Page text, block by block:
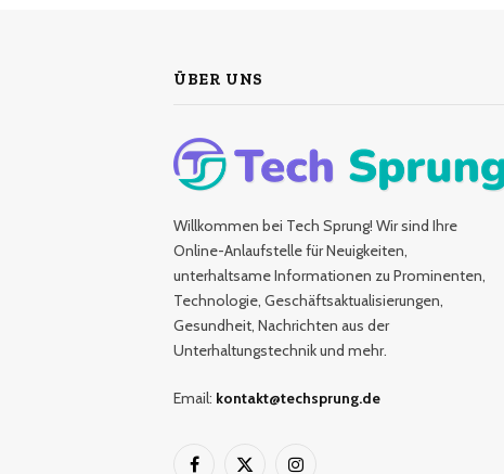
ÜBER UNS
Willkommen bei Tech Sprung! Wir sind Ihre
Online-Anlaufstelle für Neuigkeiten,
unterhaltsame Informationen zu Prominenten,
Technologie, Geschäftsaktualisierungen,
Gesundheit, Nachrichten aus der
Unterhaltungstechnik und mehr.
Email: kontakt@techsprung.de